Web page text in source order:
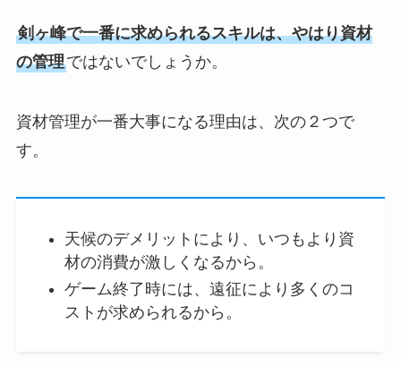
剣ヶ峰で一番に求められるスキルは、やはり資材
の管理ではないでしょうか。
資材管理が一番大事になる理由は、次の２つで
す。
天候のデメリットにより、いつもより資
材の消費が激しくなるから。
ゲーム終了時には、遠征により多くのコ
ストが求められるから。